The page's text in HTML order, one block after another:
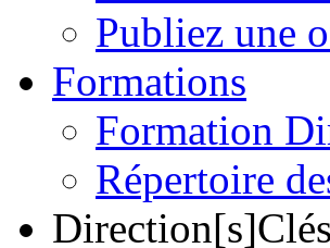
Publiez une
Formations
Formation
Répertoire
Direction[s]Clés